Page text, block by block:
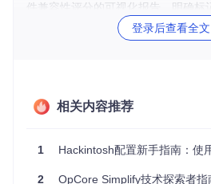
件兼容性评分的可视化报告，明确标
硬
型
C
Intel Core i5/i7 10
Atom
登录后查看全文
相关内容推荐
1 Hackintosh配置新手指南：使用OpCore
2 OpCore Simplify技术探索者指南：从